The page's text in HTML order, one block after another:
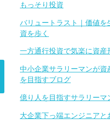
もっそり投資
バリュートラスト｜価値を
資を歩く
一方通行投資で気楽に資産
中小企業サラリーマンが資
を目指すブログ
億り人を目指すサラリーマ
大企業下っ端エンジニアと